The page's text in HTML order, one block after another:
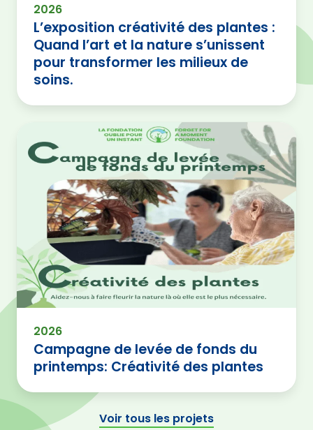
2026
L’exposition créativité des plantes :
Quand l’art et la nature s’unissent
pour transformer les milieux de
soins.
2026
Campagne de levée de fonds du
printemps: Créativité des plantes
Voir tous les projets